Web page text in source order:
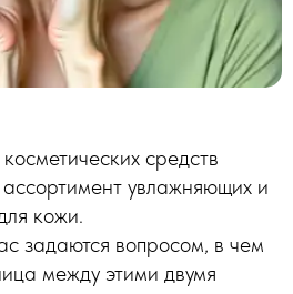
средств
увлажняющих и
кожи.
задаются вопросом, в чем
между этими двумя